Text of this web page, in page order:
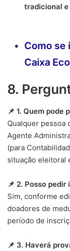
tradicional e
Como se
Caixa
8.
📌 1. Quem
Qualquer pessoa
Agente
(para
situação eleitoral
📌 2. Posso
Sim, conforme
doadores de
período de
📌 3. Haverá